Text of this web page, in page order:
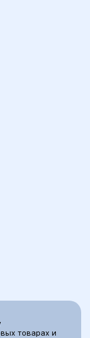
товарах и